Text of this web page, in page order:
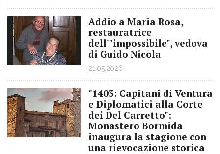
Addio a Maria Rosa,
restauratrice
dell'"impossibile", vedova
di Guido Nicola
21.05.2026
"1403: Capitani di Ventura
e Diplomatici alla Corte
dei Del Carretto":
Monastero Bormida
inaugura la stagione con
una rievocazione storica